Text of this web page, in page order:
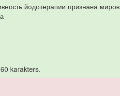
йодотерапии признана миров
karakters.